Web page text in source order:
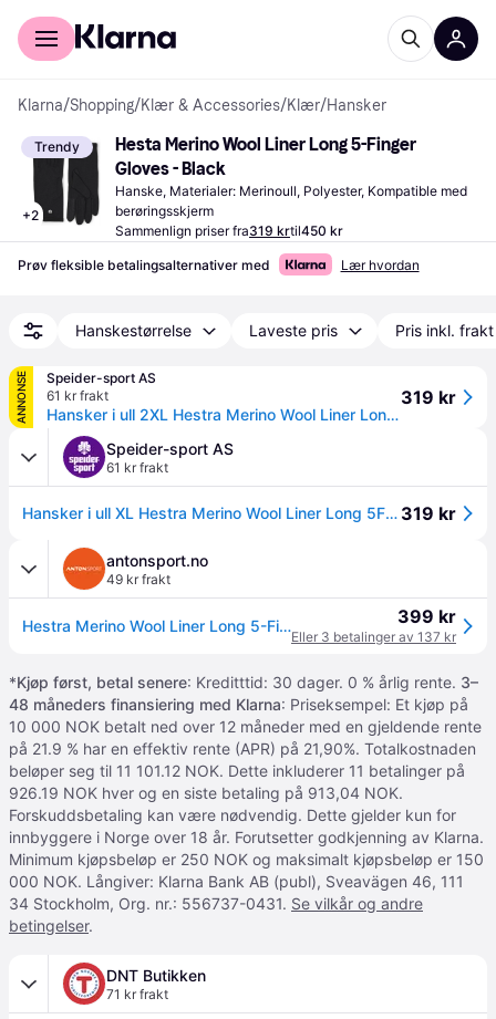
For kunder
Klarna/Shopping/Klær & Accessories/Klær/Hansker
Trendy
+2
Hesta Merino Wool Liner Long 5-Finger
Gloves - Black
Hanske, Materialer: Merinoull, Polyester, Kompatible med
berøringsskjerm
Sammenlign priser fra319 krtil450 kr
Prøv fleksible betalingsalternativer med Lær hvordan
Hanskestørrelse Laveste pris Pris inkl. frakt
ANNONSE
Speider-sport AS
61 kr frakt
Hansker i ull 2XL Hestra Merino Wool Liner Long 5F 11 100
319 kr
Speider-sport AS
61 kr frakt
Hansker i ull XL Hestra Merino Wool Liner Long 5F 10 100 319 kr
antonsport.no
49 kr frakt
Hestra Merino Wool Liner Long 5-Finger 399 kr
Eller 3 betalinger av 137 kr
*Kjøp først, betal senere: Kreditttid: 30 dager. 0 % årlig rente. 3–
48 måneders finansiering med Klarna: Priseksempel: Et kjøp på
10 000 NOK betalt ned over 12 måneder med en gjeldende rente
på 21.9 % har en effektiv rente (APR) på 21,90%. Totalkostnaden
beløper seg til 11 101.12 NOK. Dette inkluderer 11 betalinger på
926.19 NOK hver og en siste betaling på 913,04 NOK.
Forskuddsbetaling kan være nødvendig. Dette gjelder kun for
innbyggere i Norge over 18 år. Forutsetter godkjenning av Klarna.
Minimum kjøpsbeløp er 250 NOK og maksimalt kjøpsbeløp er 150
000 NOK. Långiver: Klarna Bank AB (publ), Sveavägen 46, 111
34 Stockholm, Org. nr.: 556737-0431. Se vilkår og andre
betingelser.
DNT Butikken
71 kr frakt